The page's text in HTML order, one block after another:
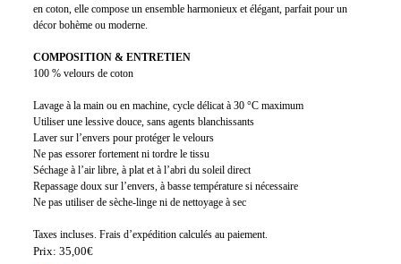
en coton, elle compose un ensemble harmonieux et élégant, parfait pour un
décor bohème ou moderne.
COMPOSITION & ENTRETIEN
100 % velours de coton
Lavage à la main ou en machine, cycle délicat à 30 °C maximum
Utiliser une lessive douce, sans agents blanchissants
Laver sur l’envers pour protéger le velours
Ne pas essorer fortement ni tordre le tissu
Séchage à l’air libre, à plat et à l’abri du soleil direct
Repassage doux sur l’envers, à basse température si nécessaire
Ne pas utiliser de sèche-linge ni de nettoyage à sec
Taxes incluses. Frais d’expédition calculés au paiement.
Prix: 35,00€